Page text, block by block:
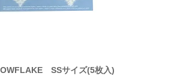
SSサイズ(5枚入)